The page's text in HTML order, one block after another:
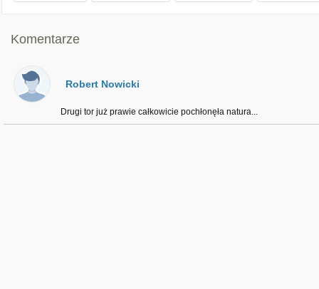
Komentarze
Robert Nowicki
Drugi tor już prawie całkowicie pochłonęła natura...